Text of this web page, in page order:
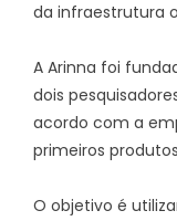
da infraestrutura
A Arinna foi
dois
acordo com a
primeiros
O objetivo é